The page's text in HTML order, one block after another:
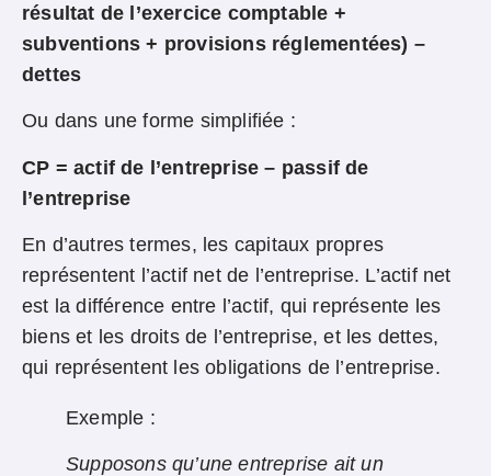
résultat de l’exercice comptable +
subventions + provisions réglementées) –
dettes
Ou dans une forme simplifiée :
CP = actif de l’entreprise – passif de
l’entreprise
En d’autres termes, les capitaux propres
représentent l’actif net de l’entreprise. L’actif net
est la différence entre l’actif, qui représente les
biens et les droits de l’entreprise, et les dettes,
qui représentent les obligations de l’entreprise.
Exemple :
Supposons qu’une entreprise ait un